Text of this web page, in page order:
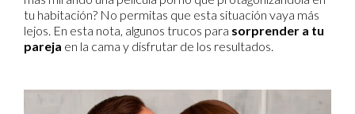
tu habitación? No permitas que esta situación vaya más
lejos. En esta nota, algunos trucos para sorprender a tu
pareja en la cama y disfrutar de los resultados.